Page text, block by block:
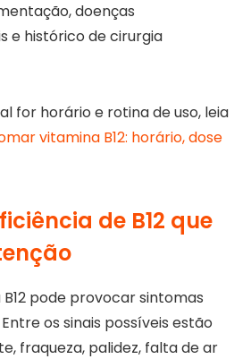
doenças
e histórico de cirurgia
for horário e rotina de uso, leia
vitamina B12: horário, dose
de B12 que
pode provocar sintomas
os sinais possíveis estão
fraqueza, palidez, falta de ar